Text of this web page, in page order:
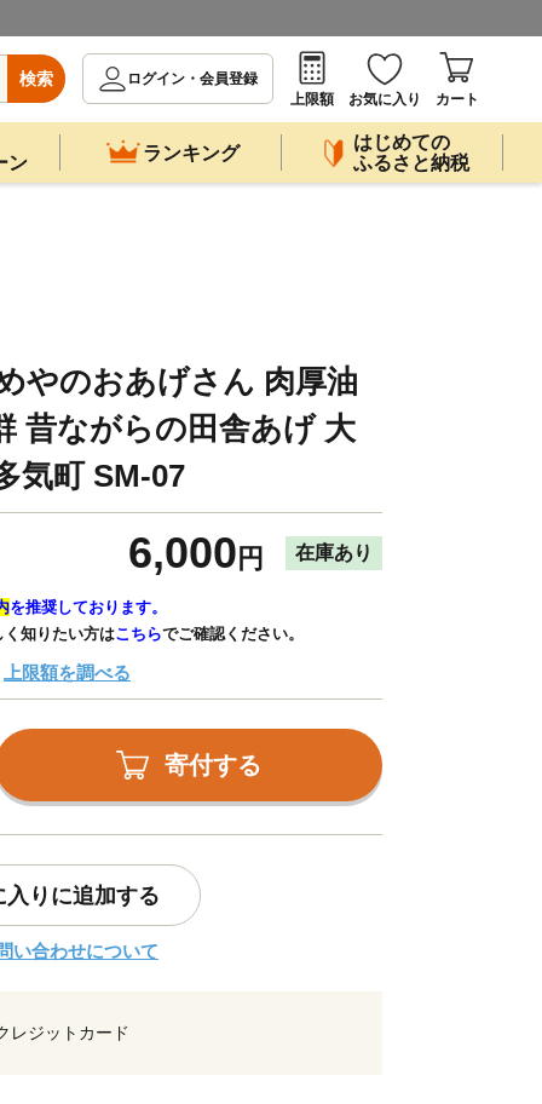
検索
ログイン・会員登録
上限額
お気に入り カート
ン ランキング
はじめての
ふるさと納税
やのおあげさん 肉厚油
昔ながらの田舎あげ 大
気町 SM-07
6,000 円 在庫あり
を推奨しております。
知りたい方はこちらでご確認ください。
上限額を調べる
寄付する
入りに追加する
い合わせについて
レジットカード